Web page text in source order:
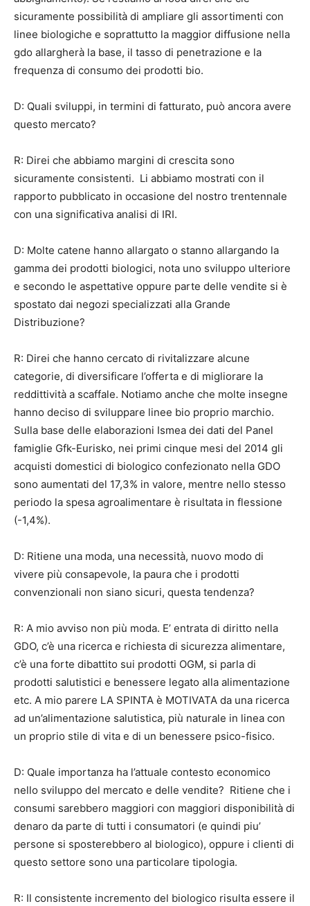
sicuramente possibilità di ampliare gli assortimenti con
linee biologiche e soprattutto la maggior diffusione nella
gdo allargherà la base, il tasso di penetrazione e la
frequenza di consumo dei prodotti bio.
D: Quali sviluppi, in termini di fatturato, può ancora avere
questo mercato?
R: Direi che abbiamo margini di crescita sono
sicuramente consistenti. Li abbiamo mostrati con il
rapporto pubblicato in occasione del nostro trentennale
con una significativa analisi di IRI.
D: Molte catene hanno allargato o stanno allargando la
gamma dei prodotti biologici, nota uno sviluppo ulteriore
e secondo le aspettative oppure parte delle vendite si è
spostato dai negozi specializzati alla Grande
Distribuzione?
R: Direi che hanno cercato di rivitalizzare alcune
categorie, di diversificare l’offerta e di migliorare la
reddittività a scaffale. Notiamo anche che molte insegne
hanno deciso di sviluppare linee bio proprio marchio.
Sulla base delle elaborazioni Ismea dei dati del Panel
famiglie Gfk-Eurisko, nei primi cinque mesi del 2014 gli
acquisti domestici di biologico confezionato nella GDO
sono aumentati del 17,3% in valore, mentre nello stesso
periodo la spesa agroalimentare è risultata in flessione
(-1,4%).
D: Ritiene una moda, una necessità, nuovo modo di
vivere più consapevole, la paura che i prodotti
convenzionali non siano sicuri, questa tendenza?
R: A mio avviso non più moda. E’ entrata di diritto nella
GDO, c’è una ricerca e richiesta di sicurezza alimentare,
c’è una forte dibattito sui prodotti OGM, si parla di
prodotti salutistici e benessere legato alla alimentazione
etc. A mio parere LA SPINTA è MOTIVATA da una ricerca
ad un’alimentazione salutistica, più naturale in linea con
un proprio stile di vita e di un benessere psico-fisico.
D: Quale importanza ha l’attuale contesto economico
nello sviluppo del mercato e delle vendite? Ritiene che i
consumi sarebbero maggiori con maggiori disponibilità di
denaro da parte di tutti i consumatori (e quindi piu’
persone si sposterebbero al biologico), oppure i clienti di
questo settore sono una particolare tipologia.
R: Il consistente incremento del biologico risulta essere il